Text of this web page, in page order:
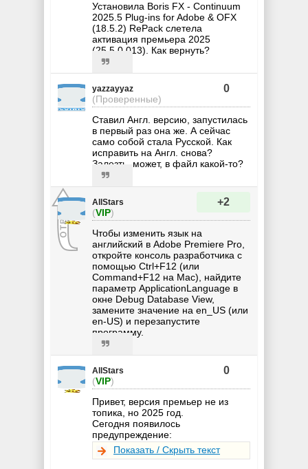
Установила Boris FX - Continuum
2025.5 Plug-ins for Adobe & OFX
(18.5.2) RePack слетела
активация премьера 2025
(25.5.0.013). Как вернуть?
yazzayyaz
(Проверенные)
0
Ставил Англ. версию, запустилась
в первый раз она же. А сейчас
само собой стала Русской. Как
исправить на Англ. снова?
Залезть, может, в файл какой-то?
AllStars
(VIP)
+2
Чтобы изменить язык на
английский в Adobe Premiere Pro,
откройте консоль разработчика с
помощью Ctrl+F12 (или
Command+F12 на Mac), найдите
параметр ApplicationLanguage в
окне Debug Database View,
замените значение на en_US (или
en-US) и перезапустите
программу.
AllStars
(VIP)
0
Привет, версия премьер не из
топика, но 2025 год.
Сегодня появилось
предупреждение:
Показать / Скрыть текст